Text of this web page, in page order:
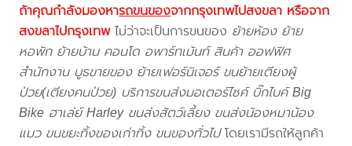
ถ้าคุณกำลังมองหารถขนของจากกรุงเทพไปสงขลา หรือจาก
สงขลาไปกรุงเทพไม่ว่าจะเป็นการขนของ ย้ายห้อง ย้าย
หอพัก ย้ายบ้าน คอนโด อพาร์ทเม้นท์ สินค้า ออฟฟิศ
สำนักงาน บูธขายของ ย้ายเฟอร์นิเจอร์ ขนย้ายเตียงผู้
ป่วย(เตียงคนป่วย) บริการขนส่งมอเตอร์ไซค์ บิ๊กไบค์ Big
Bike ฮาเล่ย์ Harley ขนส่งสัตว์เลี้ยง ขนส่งน้องหมาน้อง
แมว ขนขยะทิ้งของเก่าทิ้ง ขนของทั่วไปโดยเรามีรถให้ลูกค้า